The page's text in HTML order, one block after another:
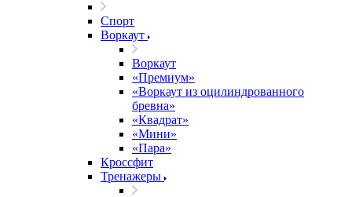
Спорт
Воркаут
Воркаут
«Премиум»
«Воркаут из оцилиндрованного
бревна»
«Квадрат»
«Мини»
«Пара»
Кроссфит
Тренажеры